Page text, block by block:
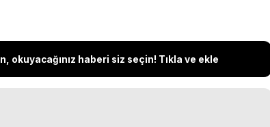
okuyacağınız haberi siz seçin! Tıkla ve ekle